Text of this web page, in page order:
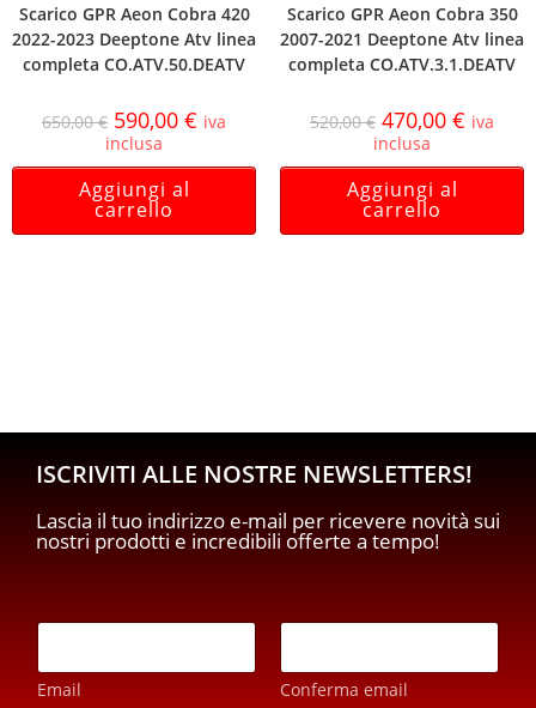
Scarico GPR Aeon Cobra 420
2022-2023 Deeptone Atv linea
completa CO.ATV.50.DEATV
650,00€ 590,00 € iva
inclusa
Aggiungi al
carrello
Scarico GPR Aeon Cobra 350
2007-2021 Deeptone Atv linea
completa CO.ATV.3.1.DEATV
520,00€ 470,00 € iva
inclusa
Aggiungi al
carrello
ISCRIVITI ALLE NOSTRE NEWSLETTERS!
Lascia il tuo indirizzo e-mail per ricevere novità sui
nostri prodotti e incredibili offerte a tempo!
E
a
iEmail Conferma email